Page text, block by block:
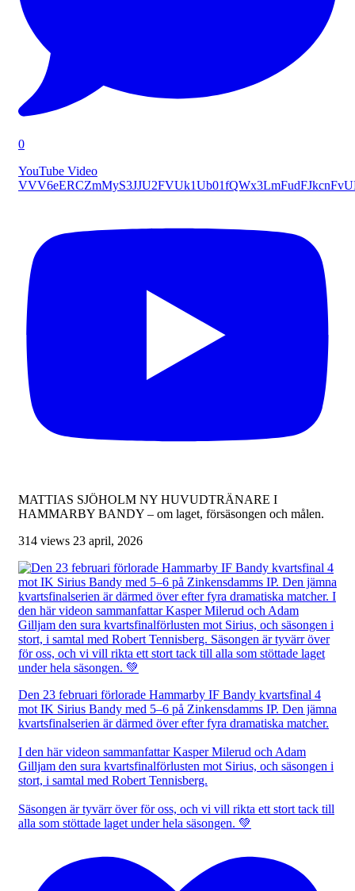
0
YouTube Video
MATTIAS SJÖHOLM NY HUVUDTRÄNARE I
HAMMARBY BANDY – om laget, försäsongen och målen.
314 views 23 april, 2026
Den 23 februari förlorade Hammarby IF Bandy kvartsfinal 4
mot IK Sirius Bandy med 5–6 på Zinkensdamms IP. Den jämna
kvartsfinalserien är därmed över efter fyra dramatiska matcher.
I den här videon sammanfattar Kasper Milerud och Adam
Gilljam den sura kvartsfinalförlusten mot Sirius, och säsongen i
stort, i samtal med Robert Tennisberg.
Säsongen är tyvärr över för oss, och vi vill rikta ett stort tack till
alla som stöttade laget under hela säsongen. 💚